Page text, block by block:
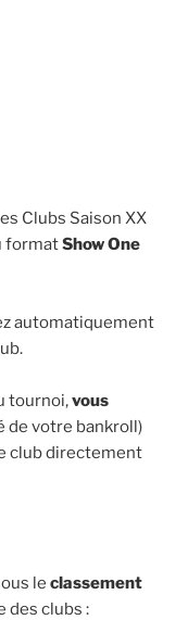
Clubs Saison XX
formatShow One
automatiquement
tournoi,vous
de votre bankroll)
club directement
le classement
des clubs :